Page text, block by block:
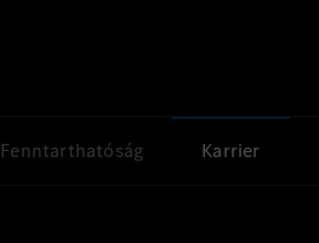
Fenntarthatóság Karrier